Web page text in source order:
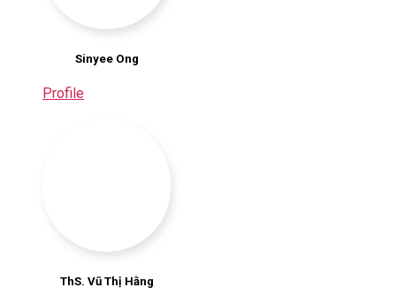
Sinyee Ong
Profile
ThS. Vũ Thị Hằng